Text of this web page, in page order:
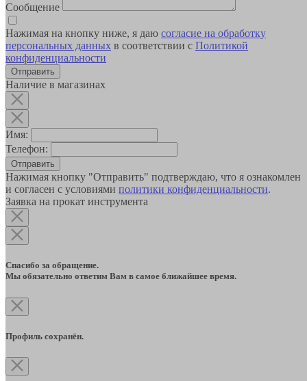
Сообщение
Нажимая на кнопку ниже, я даю согласие на обработку
персональных данных в соответствии с Политикой
конфиденциальности
Наличие в магазинах
Имя:
Телефон:
Отправить
Нажимая кнопку "Отправить" подтверждаю, что я ознакомлен
и согласен с условиями политики конфиденциальности.
Заявка на прокат инструмента
Спасибо за обращение.
Мы обязательно ответим Вам в самое ближайшее время.
Профиль сохранён.